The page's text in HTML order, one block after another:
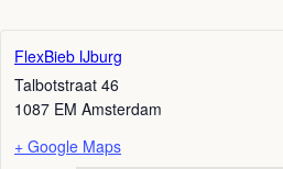
FlexBieb IJburg
Talbotstraat 46
1087 EM Amsterdam
+ Google Maps